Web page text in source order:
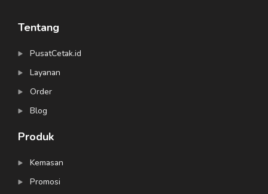
Tentang
PusatCetak.id
Layanan
Order
Blog
Produk
Kemasan
Promosi